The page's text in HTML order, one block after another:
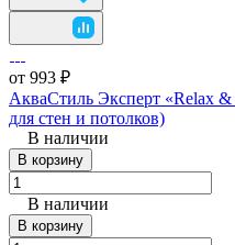
от 993 ₽
АкваСтиль Эксперт «Relax &
для стен и потолков)
В наличии
В корзину
В наличии
В корзину